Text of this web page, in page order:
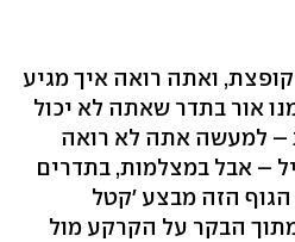
ואתה רואה איך מגיע
אור בתדר שאתה לא יכול
– למעשה אתה לא רואה
– אבל במצלמות, בתדרים
הזה מבצע 'קטל
הבקר על הקרקע מול